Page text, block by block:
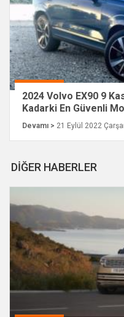
2024 Volvo EX90 9
Kadarki En Güvenli
Devamı > 21 Eylül 2022
DİĞER HABERLER